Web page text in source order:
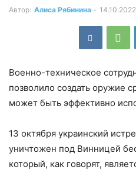
Автор: Алиса Рябинина - 14.10.2022
Военно-техническое
позволило создать оружие
может быть эффективно
13 октября украинский
уничтожен под Винницей
который, как говорят,